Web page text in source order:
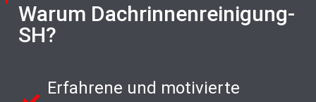
Warum Dachrinnenreinigung-
SH?
Erfahrene und motivierte